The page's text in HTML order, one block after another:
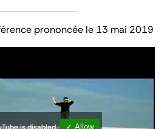
prononcée le 13 mai 2019
✓ Allow